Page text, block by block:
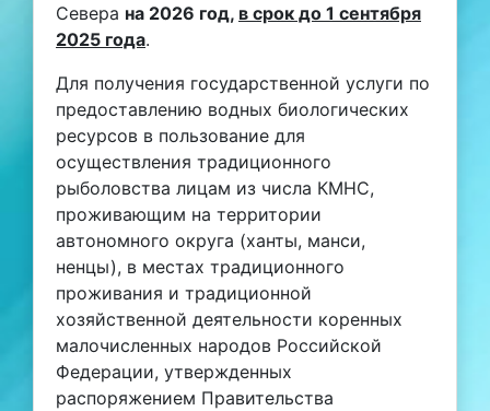
Севера на 2026 год, в срок до 1 сентября
2025 года.
Для получения государственной услуги по
предоставлению водных биологических
ресурсов в пользование для
осуществления традиционного
рыболовства лицам из числа КМНС,
проживающим на территории
автономного округа (ханты, манси,
ненцы), в местах традиционного
проживания и традиционной
хозяйственной деятельности коренных
малочисленных народов Российской
Федерации, утвержденных
распоряжением Правительства